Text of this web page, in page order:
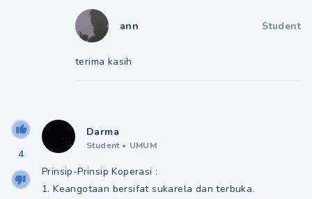
ann Student
terima kasih
4
Darma
Student • UMUM
Prinsip-Prinsip Koperasi :
1. Keangotaan bersifat sukarela dan terbuka.